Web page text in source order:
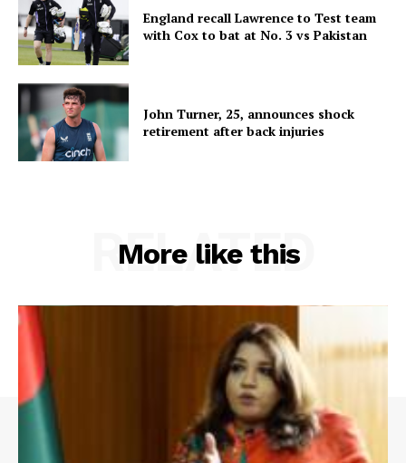
England recall Lawrence to Test team
with Cox to bat at No. 3 vs Pakistan
John Turner, 25, announces shock
retirement after back injuries
More like this
RELATED